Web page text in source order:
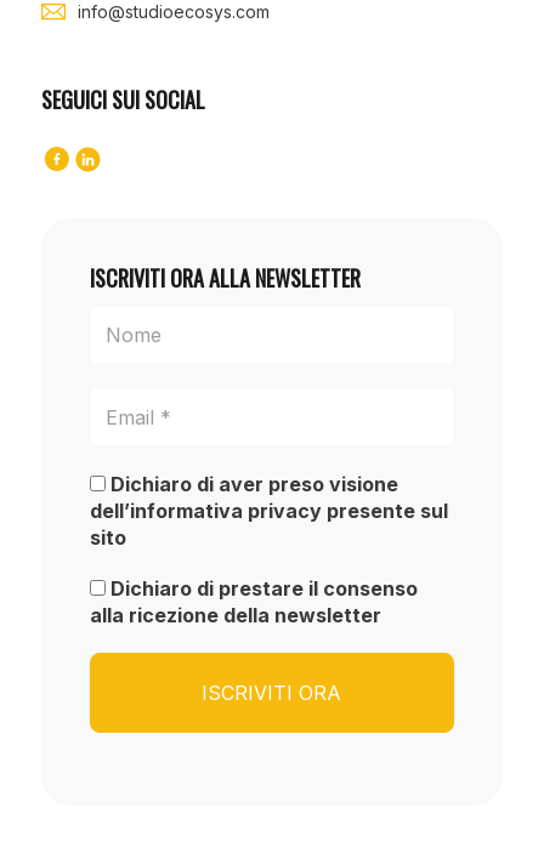
info@studioecosys.com
SEGUICI SUI SOCIAL
ISCRIVITI ORA ALLA NEWSLETTER
Dichiaro di aver preso visione
dell’informativa privacy presente sul
sito
Dichiaro di prestare il consenso
alla ricezione della newsletter